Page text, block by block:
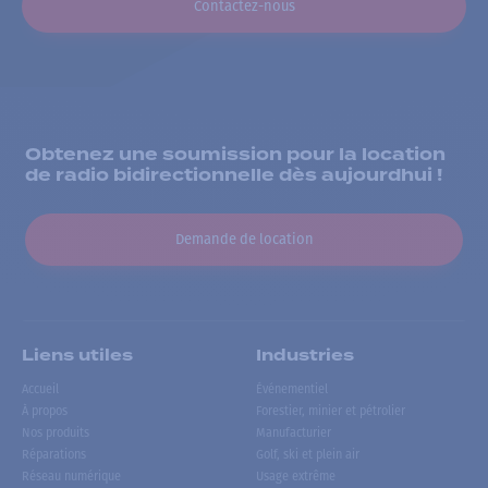
Contactez-nous
Obtenez une soumission pour la location
de radio bidirectionnelle dès aujourdhui !
Demande de location
Liens utiles
Accueil
À propos
Nos produits
Réparations
Réseau numérique
Industries
Événementiel
Forestier, minier et pétrolier
Manufacturier
Golf, ski et plein air
Usage extrême